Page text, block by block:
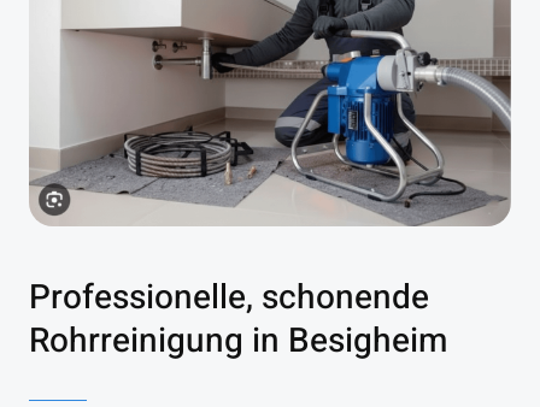
Professionelle, schonende
Rohrreinigung in Besigheim